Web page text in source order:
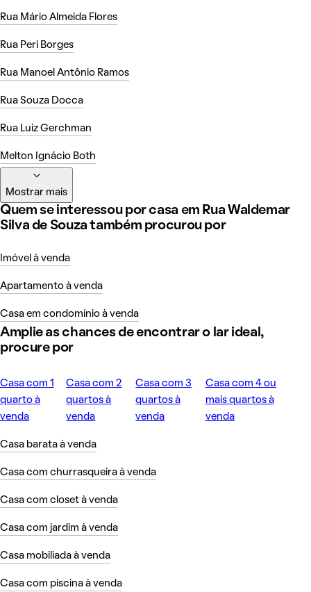
Rua Mário Almeida Flores
Rua Peri Borges
Rua Manoel Antônio Ramos
Rua Souza Docca
Rua Luiz Gerchman
Melton Ignácio Both
Mostrar mais
Quem se interessou por casa em Rua Waldemar
Silva de Souza também procurou por
Imóvel à venda
Apartamento à venda
Casa em condomínio à venda
Amplie as chances de encontrar o lar ideal,
procure por
Casa com 1
quarto à
venda
Casa com 2
quartos à
venda
Casa com 3
quartos à
venda
Casa com 4 ou
mais quartos à
venda
Casa barata à venda
Casa com churrasqueira à venda
Casa com closet à venda
Casa com jardim à venda
Casa mobiliada à venda
Casa com piscina à venda